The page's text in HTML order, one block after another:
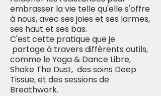
embrasser la vie telle qu'elle s'offre
à nous, avec ses joies et ses larmes,
ses haut et ses bas.
C'est cette pratique que je
partage à travers différents outils,
comme le Yoga & Dance Libre,
Shake The Dust, des soins Deep
Tissue, et des sessions de
Breathwork.